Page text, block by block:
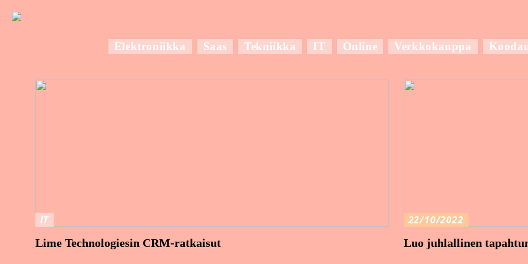
Elektroniikka Saas Tekniikka IT Online Verkkokauppa
IT
Lime Technologiesin CRM-ratkaisut
22/10/2022
Luo juhlallinen